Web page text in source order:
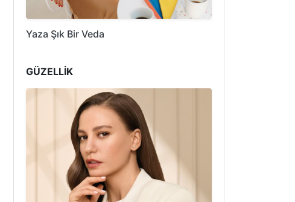
Yaza Şık Bir Veda
GÜZELLİK